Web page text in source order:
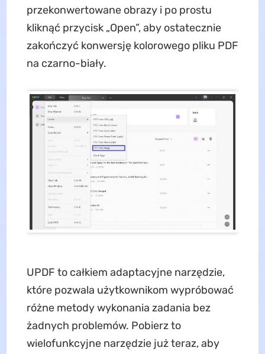
przekonwertowane obrazy i po prostu
kliknąć przycisk „Open”, aby ostatecznie
zakończyć konwersję kolorowego pliku PDF
na czarno-biały.
UPDF to całkiem adaptacyjne narzędzie,
które pozwala użytkownikom wypróbować
różne metody wykonania zadania bez
żadnych problemów. Pobierz to
wielofunkcyjne narzędzie już teraz, aby